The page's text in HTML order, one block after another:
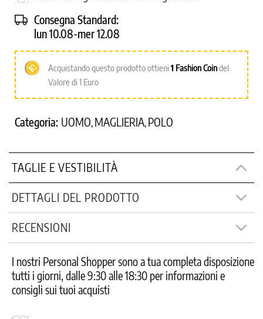
Consegna Standard:
lun 10.08-mer 12.08
Acquistando questo prodotto ottieni 1 Fashion Coindel
Valore di 1 Euro
Categoria: UOMO MAGLIERIA POLO
TAGLIE E VESTIBILITÀ
DETTAGLI DEL PRODOTTO
RECENSIONI
I nostri Personal Shopper sono a tua completa disposizione
tutti i giorni, dalle 9:30 alle 18:30 per informazioni e
consigli sui tuoi acquisti